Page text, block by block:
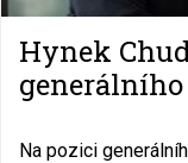
Hynek
Na pozici